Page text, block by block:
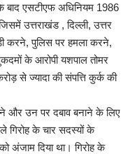
बाद एसटीएफ अधिनियम 1986
उत्तराखंड , दिल्ली, उत्तर
करने, पुलिस पर हमला करने,
के आरोपी यशपाल तोमर
से ज्यादा की संपत्ति कुर्क की
और उन पर दबाव बनाने के लिए
गिरोह के चार सदस्यों के
अंजाम दिया था। गिरोह के